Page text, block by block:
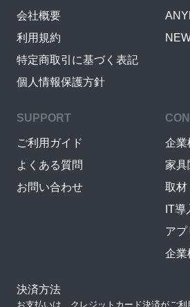
会社概要
利用規約
特定商取引に基づく表記
個人情報保護方針
SUPPORT
ご利用ガイド
よくある質問
お問い合わせ
企業
家具
取材
IT
アプ
企業
決済方法
お支払いは、クレジットカード決済がご